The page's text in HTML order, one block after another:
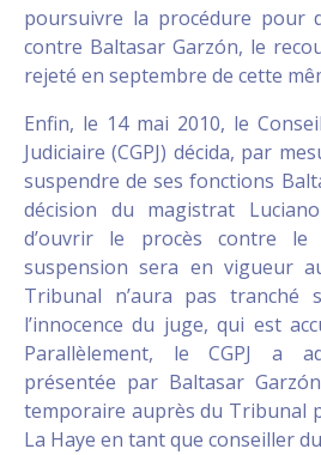
poursuivre la procédure pour
contre Baltasar Garzón, le
rejeté en septembre de cette
Enfin, le 14 mai 2010, le
Judiciaire (CGPJ) décida, par
suspendre de ses fonctions
décision du magistrat
d’ouvrir le procès contre le
suspension sera en vigueur
Tribunal n’aura pas tranché
l’innocence du juge, qui est
Parallèlement, le CGPJ a
présentée par Baltasar
temporaire auprès du Tribunal
La Haye en tant que conseiller